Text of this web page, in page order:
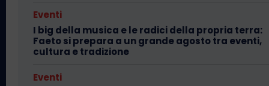
Eventi
I big della musica e le radici della propria terra:
Faeto si prepara a un grande agosto tra eventi,
cultura e tradizione
Eventi